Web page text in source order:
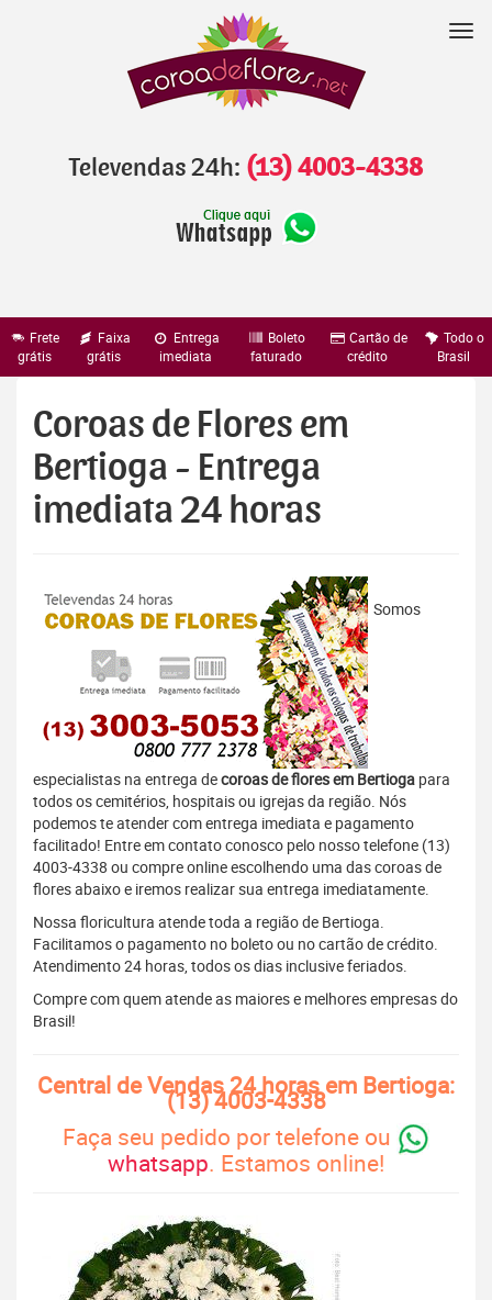
Televendas 24h: (13) 4003-4338
Frete
grátis
Faixa
grátis
Entrega
imediata
Boleto
faturado
Cartão de
crédito
Todo o
Brasil
Coroas de Flores em
Bertioga - Entrega
imediata 24 horas
Somos
especialistas na entrega decoroas de flores em Bertioga para
todos os cemitérios, hospitais ou igrejas da região. Nós
podemos te atender com entrega imediata e pagamento
facilitado! Entre em contato conosco pelo nosso telefone (13)
4003-4338 ou compre online escolhendo uma das coroas de
flores abaixo e iremos realizar sua entrega imediatamente.
Nossa floricultura atende toda a região de Bertioga.
Facilitamos o pagamento no boleto ou no cartão de crédito.
Atendimento 24 horas, todos os dias inclusive feriados.
Compre com quem atende as maiores e melhores empresas do
Brasil!
Central de Vendas 24 horas em Bertioga:
(13) 4003-4338
Faça seu pedido por telefone ou
whatsapp. Estamos online!